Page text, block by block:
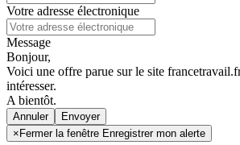
Votre adresse électronique
Message
Bonjour,
Voici une offre parue sur le site
intéresser.
A bientôt.
Annuler
× Fermer la fenêtre Enregistrer mon alerte